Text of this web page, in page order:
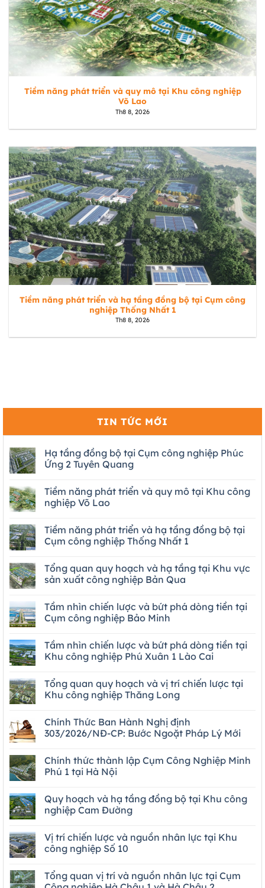
Tiềm năng phát triển và quy mô tại Khu công nghiệp
Võ Lao
Th8 8, 2026
Tiềm năng phát triển và hạ tầng đồng bộ tại Cụm công
nghiệp Thống Nhất 1
Th8 8, 2026
TIN TỨC MỚI
Hạ tầng đồng bộ tại Cụm công nghiệp Phúc
Ứng 2 Tuyên Quang
Tiềm năng phát triển và quy mô tại Khu công
nghiệp Võ Lao
Tiềm năng phát triển và hạ tầng đồng bộ tại
Cụm công nghiệp Thống Nhất 1
Tổng quan quy hoạch và hạ tầng tại Khu vực
sản xuất công nghiệp Bản Qua
Tầm nhìn chiến lược và bứt phá dòng tiền tại
Cụm công nghiệp Bảo Minh
Tầm nhìn chiến lược và bứt phá dòng tiền tại
Khu công nghiệp Phú Xuân 1 Lào Cai
Tổng quan quy hoạch và vị trí chiến lược tại
Khu công nghiệp Thăng Long
Chính Thức Ban Hành Nghị định
303/2026/NĐ-CP: Bước Ngoặt Pháp Lý Mới
Chính thức thành lập Cụm Công Nghiệp Minh
Phú 1 tại Hà Nội
Quy hoạch và hạ tầng đồng bộ tại Khu công
nghiệp Cam Đường
Vị trí chiến lược và nguồn nhân lực tại Khu
công nghiệp Số 10
Tổng quan vị trí và nguồn nhân lực tại Cụm